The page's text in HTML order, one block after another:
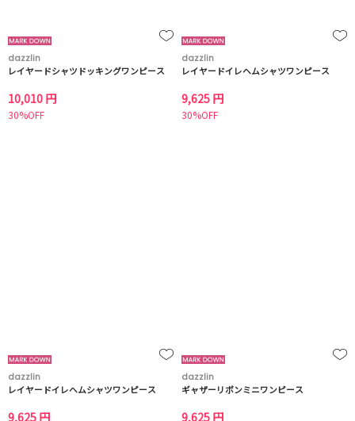
dazzlin
レイヤードシャツドッキングワンピース
10,010 円
30%OFF
dazzlin
レイヤードイレヘムシャツワンピース
9,625 円
30%OFF
dazzlin
レイヤードイレヘムシャツワンピース
9,625 円
dazzlin
ギャザーリボンミニワンピース
9,625 円